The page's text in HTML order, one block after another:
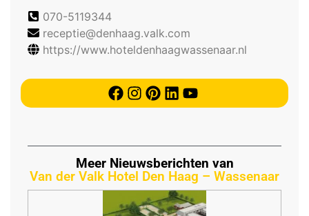
070-5119344
receptie@denhaag.valk.com
https://www.hoteldenhaagwassenaar.nl
Meer Nieuwsberichten van
Van der Valk Hotel Den Haag – Wassenaar